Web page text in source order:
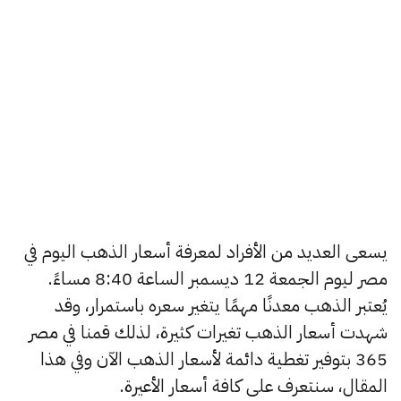
يسعى العديد من الأفراد لمعرفة أسعار الذهب اليوم في
مصر ليوم الجمعة 12 ديسمبر الساعة 8:40 مساءً.
يُعتبر الذهب معدنًا مهمًا يتغير سعره باستمرار، وقد
شهدت أسعار الذهب تغيرات كثيرة، لذلك قمنا في مصر
365 بتوفير تغطية دائمة لأسعار الذهب الآن وفي هذا
المقال، سنتعرف على كافة أسعار الأعيرة.